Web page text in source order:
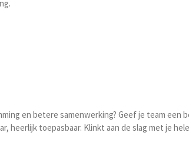
en betere samenwerking? Geef je team een
toepasbaar. Klinkt aan de slag met je